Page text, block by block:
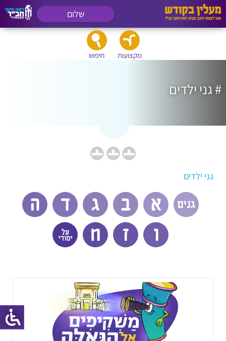
שלום
מקצועות חיפוש
# גני ילדים
גני ילדים